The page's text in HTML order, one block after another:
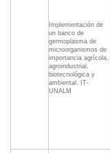
Implementación de
un banco de
germoplasma de
microorganismos de
importancia agrícola,
agroindustrial,
biotecnológica y
ambiental. IT-
UNALM